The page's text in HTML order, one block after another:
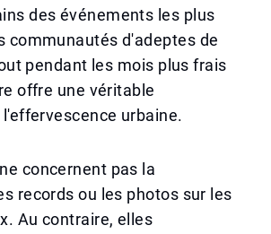
des événements les plus
communautés d'adeptes de
pendant les mois plus frais
offre une véritable
urbaine.
concernent pas la
records ou les photos sur les
Au contraire, elles